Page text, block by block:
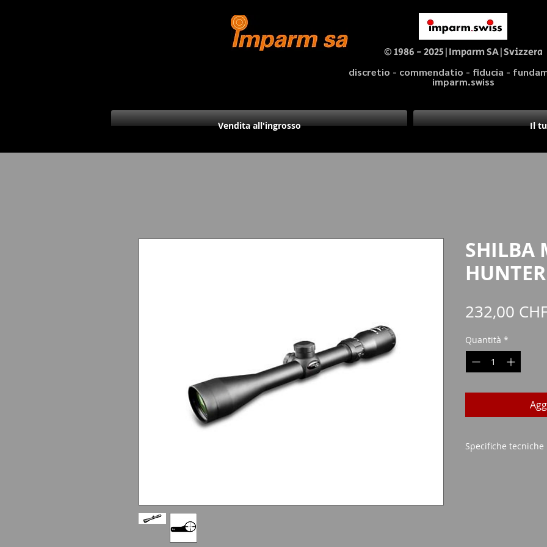
© 1986 - 2025|Imparm SA|Svizzera
discretio - commendatio - fiducia -
imparm.swiss
Vendita all'ingrosso Il
SHILBA
232,00
Quantità *
Specifiche tecniche